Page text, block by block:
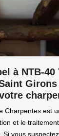
à NTB-40
Charpentes est
et le
Si vous